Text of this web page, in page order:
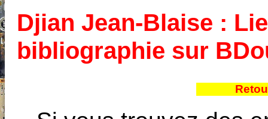
Djian Jean-Blaise :
bibliographie sur